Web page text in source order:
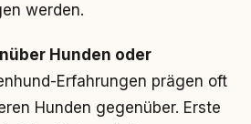
werden.
Hunden oder
Erfahrungen prägen oft
Hunden gegenüber. Erste